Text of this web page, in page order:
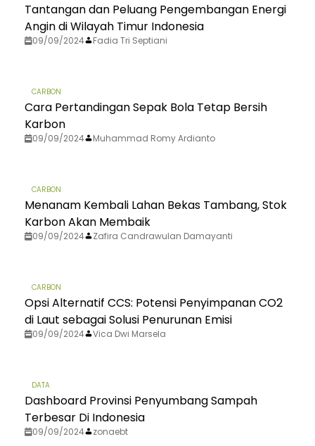
Tantangan dan Peluang Pengembangan Energi
Angin di Wilayah Timur Indonesia
09/09/2024 Fadia Tri Septiani
CARBON
Cara Pertandingan Sepak Bola Tetap Bersih
Karbon
09/09/2024 Muhammad Romy Ardianto
CARBON
Menanam Kembali Lahan Bekas Tambang, Stok
Karbon Akan Membaik
09/09/2024 Zafira Candrawulan Damayanti
CARBON
Opsi Alternatif CCS: Potensi Penyimpanan CO2
di Laut sebagai Solusi Penurunan Emisi
09/09/2024 Vica Dwi Marsela
DATA
Dashboard Provinsi Penyumbang Sampah
Terbesar Di Indonesia
09/09/2024 zonaebt